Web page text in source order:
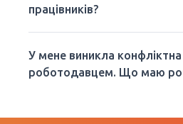
працівників?
У мене виникла конфліктна
роботодавцем. Що маю